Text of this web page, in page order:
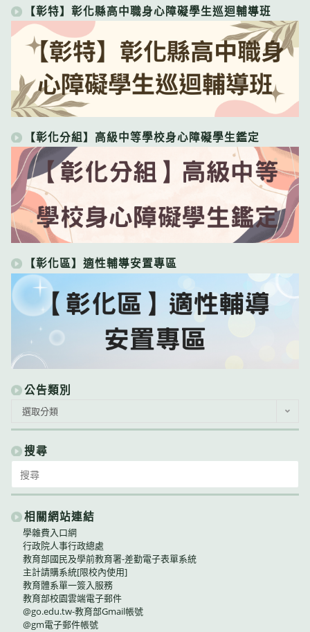
【彰特】彰化縣高中職身心障礙學生巡迴輔導班
【彰化分組】高級中等學校身心障礙學生鑑定
【彰化區】適性輔導安置專區
公告類別
類
別
選取分類
搜尋
for:
相關網站連結
學雜費入口網
行政院人事行政總處
教育部國民及學前教育署-差勤電子表單系統
主計請購系統[限校內使用]
教育體系單一簽入服務
教育部校園雲端電子郵件
@go.edu.tw-教育部Gmail帳號
@gm電子郵件帳號